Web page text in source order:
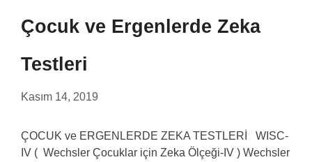
Çocuk ve Ergenlerde Zeka
Testleri
Kasım 14, 2019
ÇOCUK ve ERGENLERDE ZEKA TESTLERİ WISC-
IV ( Wechsler Çocuklar için Zeka Ölçeği-IV ) Wechsler